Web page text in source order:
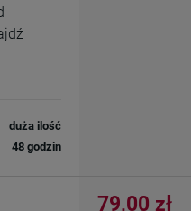
duża ilość
48 godzin
79,00 zł